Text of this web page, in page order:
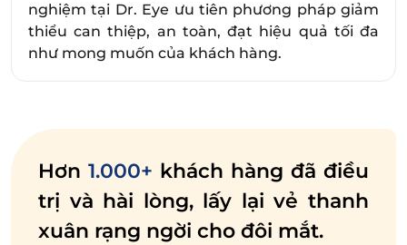
nghiệm tại Dr. Eye ưu tiên phương pháp giảm
thiểu can thiệp, an toàn, đạt hiệu quả tối đa
như mong muốn của khách hàng.
Hơn 1.000+ khách hàng đã điều
trị và hài lòng, lấy lại vẻ thanh
xuân rạng ngời cho đôi mắt.